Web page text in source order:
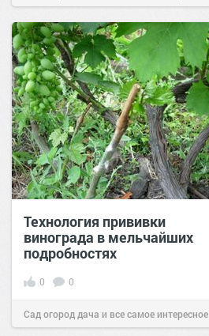
13 фев 2017
Технология прививки
винограда в мельчайших
подробностях
0 0
Сад огород дача и все самое интересное